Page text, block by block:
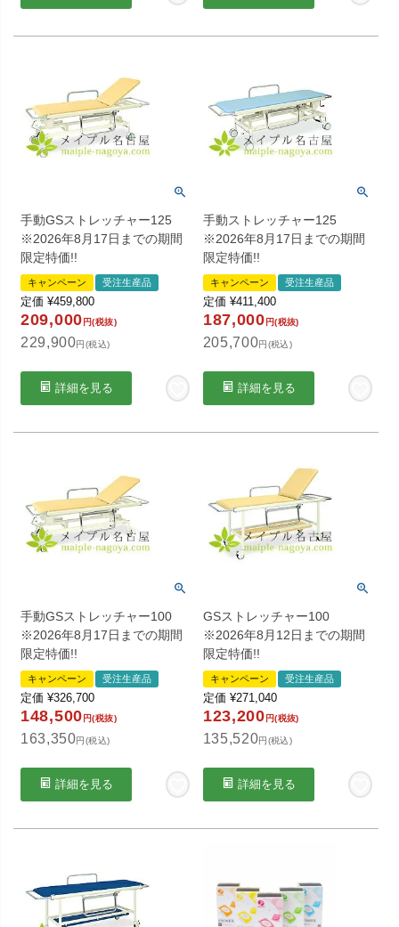
手動GSストレッチャー125
※2026年8月17日までの期間
限定特価!!
キャンペーン 受注生産品
定価 ¥459,800
209,000 円(税抜)
229,900円(税込)
詳細を見る
手動ストレッチャー125
※2026年8月17日までの期間
限定特価!!
キャンペーン 受注生産品
定価 ¥411,400
187,000 円(税抜)
205,700円(税込)
詳細を見る
手動GSストレッチャー100
※2026年8月17日までの期間
限定特価!!
キャンペーン 受注生産品
定価 ¥326,700
148,500 円(税抜)
163,350円(税込)
詳細を見る
GSストレッチャー100
※2026年8月12日までの期間
限定特価!!
キャンペーン 受注生産品
定価 ¥271,040
123,200 円(税抜)
135,520円(税込)
詳細を見る